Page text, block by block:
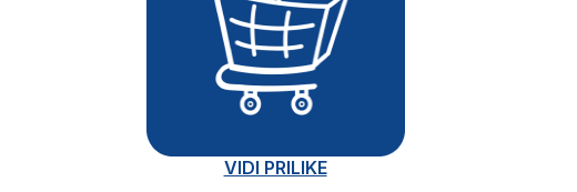
VIDI PRILIKE